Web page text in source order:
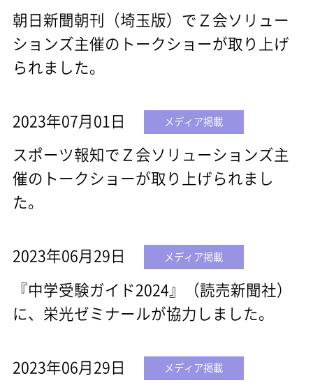
朝日新聞朝刊（埼玉版）でＺ会ソリュー
ションズ主催のトークショーが取り上げ
られました。
2023年07月01日 メディア掲載
スポーツ報知でＺ会ソリューションズ主
催のトークショーが取り上げられまし
た。
2023年06月29日 メディア掲載
『中学受験ガイド2024』（読売新聞社）
に、栄光ゼミナールが協力しました。
2023年06月29日 メディア掲載